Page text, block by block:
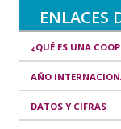
ENLACES
¿QUÉ ES UNA
AÑO
DATOS Y CIFRAS